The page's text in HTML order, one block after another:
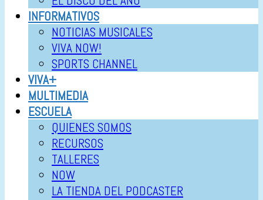
INFORMATIVOS
NOTICIAS MUSICALES
VIVA NOW!
SPORTS CHANNEL
VIVA+
MULTIMEDIA
ESCUELA
QUIENES SOMOS
RECURSOS
TALLERES
NOW
LA TIENDA DEL PODCASTER